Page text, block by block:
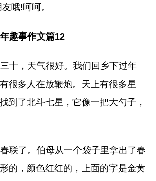
哦!呵呵。
趣事作文篇12
十，天气很好。我们回乡下过年
很多人在放鞭炮。天上有很多星
到了北斗七星，它像一把大勺子，
联了。伯母从一个袋子里拿出了春
的，颜色红红的，上面的字是金黄